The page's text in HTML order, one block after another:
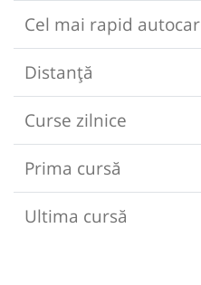
Cel mai rapid autocar
Distanță
Curse zilnice
Prima cursă
Ultima cursă